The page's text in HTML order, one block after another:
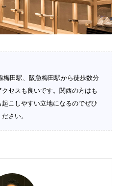
梅田駅、阪急梅田駅から徒歩数分
セスも良いです。関西の方はも
こしやすい立地になるのでぜひ
さい。